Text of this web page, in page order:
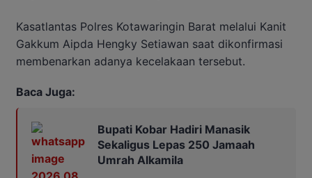
Kasatlantas Polres Kotawaringin Barat melalui Kanit
Gakkum Aipda Hengky Setiawan saat dikonfirmasi
membenarkan adanya kecelakaan tersebut.
Baca Juga:
Bupati Kobar Hadiri Manasik
Sekaligus Lepas 250 Jamaah
Umrah Alkamila